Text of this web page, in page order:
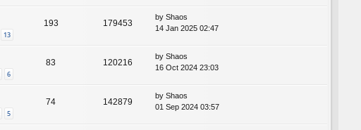
13
193 179453
by Shaos
14 Jan 2025 02:47
6
83 120216
by Shaos
16 Oct 2024 23:03
5
74 142879
by Shaos
01 Sep 2024 03:57